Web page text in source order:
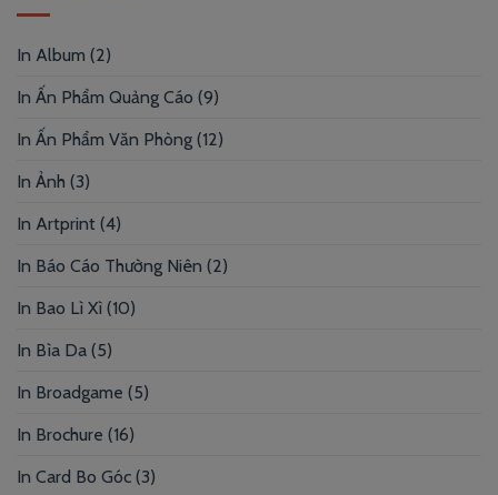
In Album (2)
In Ấn Phẩm Quảng Cáo (9)
In Ấn Phẩm Văn Phòng (12)
In Ảnh (3)
In Artprint (4)
In Báo Cáo Thường Niên (2)
In Bao Lì Xì (10)
In Bìa Da (5)
In Broadgame (5)
In Brochure (16)
In Card Bo Góc (3)